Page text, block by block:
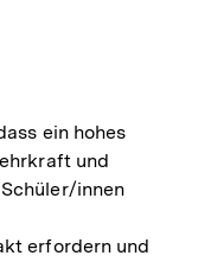
ein hohes
und
innen
erfordern und